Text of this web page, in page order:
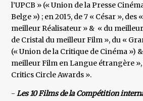
l’UPCB » (« Union de la Presse
Belge ») ; en 2015, de 7 « César »,
meilleur Réalisateur » & « du
de Cristal du meilleur Film », du «
(« Union de la Critique de Cinéma »)
meilleur Film en Langue étrangère »,
Critics Circle Awards ».
-Les 10 Films de la Compétition